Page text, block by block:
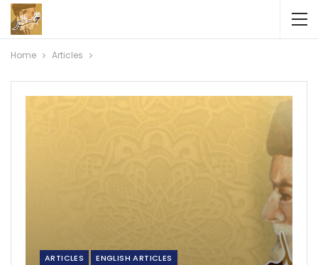
Home Articles
ARTICLES ENGLISH ARTICLES